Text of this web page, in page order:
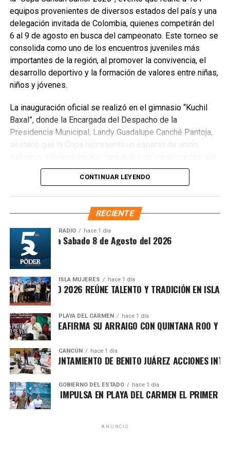
Quinto Poder
y recibe las noticias más
importantes de Quintana Roo directamente
en tu teléfono.
Unirme al canal de WhatsApp
equipos provenientes de diversos estados del país y una
delegación invitada de Colombia, quienes competirán del
6 al 9 de agosto en busca del campeonato. Este torneo se
consolida como uno de los encuentros juveniles más
importantes de la región, al promover la convivencia, el
desarrollo deportivo y la formación de valores entre niñas,
niños y jóvenes.
La inauguración oficial se realizó en el gimnasio “Kuchil
Baxal”, donde la Encargada del Despacho de la
Presidencia Municipal, Landy Guadalupe Canché Pantoja,
destacó que la Copa representa un espacio de unión,
encuentran en el deporte una oportunidad de crecimiento
personal. Subrayó que la administración municipal impulsa
acciones que fortalecen el bienestar y las oportunidades
para la juventud, reconociendo el papel fundamental de
madres, padres, entrenadores y organizadores en la
formación de mejores ciudadanos.
El director general del Instituto de la Cultura Física y
Deporte, Alejandro Luna López, agradeció la confianza de
las familias y resaltó que el voleibol es una disciplina que
cancha. Invitó a las y los jugadores a competir con entrega,
defender sus colores y disfrutar cada punto como parte
CONTINUAR LEYENDO
RECIENTE
RADIO hace 1 día
Matutina Sabado 8 de Agosto del 2026
ISLA MUJERES hace 1 día
ISLEÑO 2026 REÚNE TALENTO Y TRADICIÓN EN ISLA
PLAYA DEL CARMEN hace 1 día
MARÍN REAFIRMA SU ARRAIGO CON QUINTANA ROO Y
CANCÚN hace 1 día
AYUNTAMIENTO DE BENITO JUÁREZ ACCIONES
GOBIERNO DEL ESTADO hace 1 día
LEZAMA IMPULSA EN PLAYA DEL CARMEN EL PRIMER
ANUNCIO